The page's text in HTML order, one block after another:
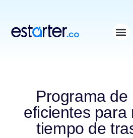
Programa de
eficientes para
tiempo de